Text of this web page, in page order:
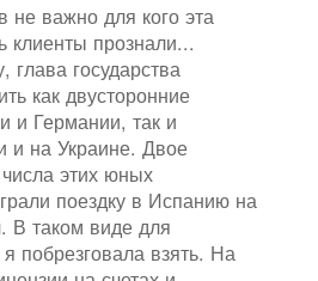
не важно для кого эта
клиенты прознали...
глава государства
как двусторонние
и Германии, так и
и на Украине. Двое
этих юных
поездку в Испанию на
В таком виде для
побрезговала взять. На